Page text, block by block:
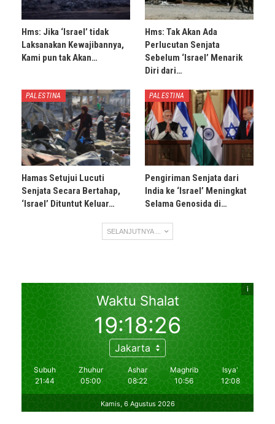
Hms: Jika ‘Israel’ tidak
Laksanakan Kewajibannya,
Kami pun tak Akan…
Hms: Tak Akan Ada
Perlucutan Senjata
Sebelum ‘Israel’ Menarik
Diri dari…
PALESTINA
Hamas Setujui Lucuti
Senjata Secara Bertahap,
‘Israel’ Dituntut Keluar…
PALESTINA
Pengiriman Senjata dari
India ke ‘Israel’ Meningkat
Selama Genosida di…
SELANJUTNYA ...